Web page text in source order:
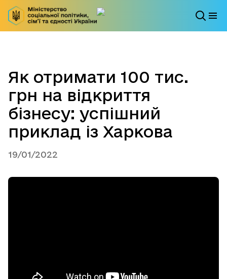
Як отримати 100 тис.
грн на відкриття
бізнесу: успішний
приклад із Харкова
19/01/2022